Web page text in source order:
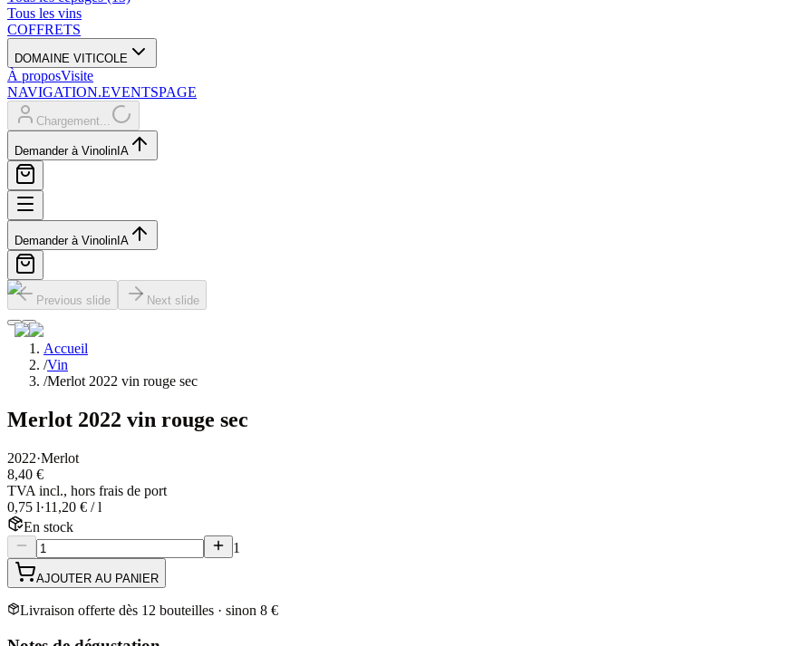
Tous les vins
COFFRETS
DOMAINE VITICOLE
À proposVisite
NAVIGATION.EVENTSPAGE
Chargement...
Demander à Vinolin IA
Demander à Vinolin IA
Previous slide Next slide
Accueil
/Vin
/Merlot 2022 vin rouge sec
Merlot 2022 vin rouge sec
2022·Merlot
8,40 €
TVA incl., hors frais de port
0,75 l·11,20 € / l
En stock
1
AJOUTER AU PANIER
Livraison offerte dès 12 bouteilles · sinon 8 €